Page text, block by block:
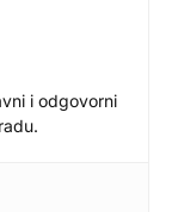
i odgovorni